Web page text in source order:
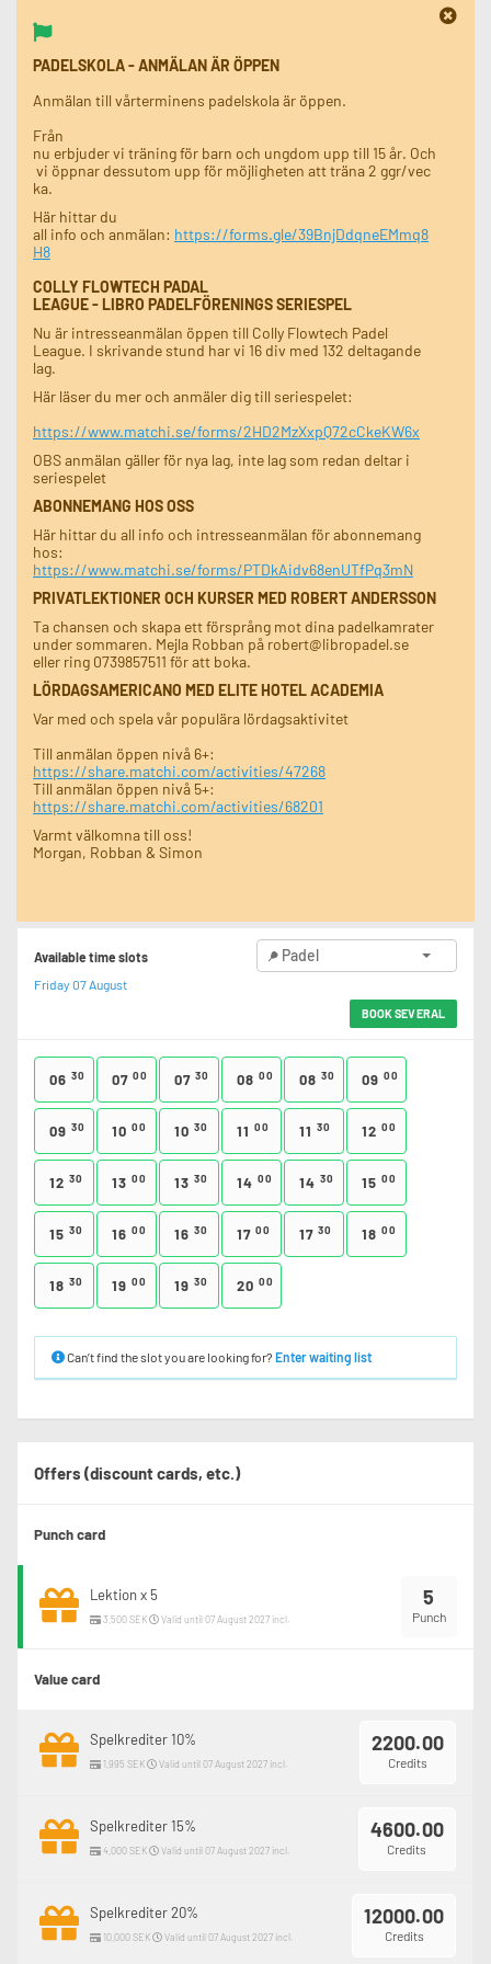
PADELSKOLA - ANMÄLAN ÄR ÖPPEN
Anmälan till vårterminens padelskola är öppen.
Från
nu erbjuder vi träning för barn och ungdom upp till 15 år. Och
vi öppnar dessutom upp för möjligheten att träna 2 ggr/vec
ka.
Här hittar du
all info och anmälan: https://forms.gle/39BnjDdqneEMmq8
H8
COLLY FLOWTECH PADAL
LEAGUE - LIBRO PADELFÖRENINGS SERIESPEL
Nu är intresseanmälan öppen till Colly Flowtech Padel
League. I skrivande stund har vi 16 div med 132 deltagande
lag.
Här läser du mer och anmäler dig till seriespelet:
https://www.matchi.se/forms/2HD2MzXxpQ72cCkeKW6x
OBS anmälan gäller för nya lag, inte lag som redan deltar i
seriespelet
ABONNEMANG HOS OSS
Här hittar du all info och intresseanmälan för abonnemang
hos:
https://www.matchi.se/forms/PTDkAidv68enUTfPq3mN
PRIVATLEKTIONER OCH KURSER MED ROBERT ANDERSSON
Ta chansen och skapa ett försprång mot dina padelkamrater
under sommaren. Mejla Robban på robert@libropadel.se
eller ring 0739857511 för att boka.
LÖRDAGSAMERICANO MED ELITE HOTEL ACADEMIA
Var med och spela vår populära lördagsaktivitet
Till anmälan öppen nivå 6+:
https://share.matchi.com/activities/47268
Till anmälan öppen nivå 5+:
https://share.matchi.com/activities/68201
Varmt välkomna till oss!
Morgan, Robban & Simon
Available time slots
Friday 07 August
Padel
BOOK SEVERAL
06 30 07 00 07 30 08 00 08 30 09 00
09 30 10 00 10 30 11 00 11 30 12 00
12 30 13 00 13 30 14 00 14 30 15 00
15 30 16 00 16 30 17 00 17 30 18 00
18 30 19 00 19 30 20 00
Can’t find the slot you are looking for? Enter waiting list
Offers (discount cards, etc.)
Punch card
5
Punch
Lektion x 5
3,500 SEK Valid until 07 August 2027 incl.
Value card
2200.00
Credits
Spelkrediter 10%
1,995 SEK Valid until 07 August 2027 incl.
4600.00
Credits
Spelkrediter 15%
4,000 SEK Valid until 07 August 2027 incl.
12000.00
Credits
Spelkrediter 20%
10,000 SEK Valid until 07 August 2027 incl.